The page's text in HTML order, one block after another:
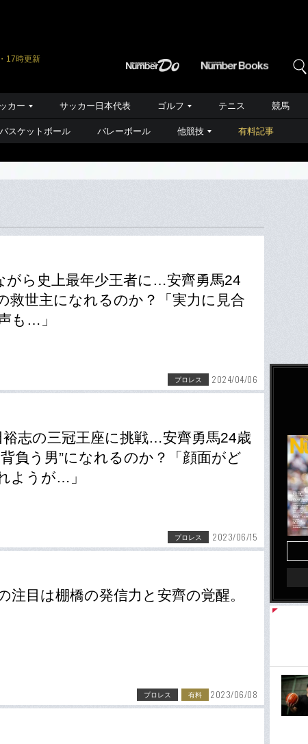
17時更新
カー サッカー日本代表 ゴルフ テニス 競馬
バスケットボール バレーボール 他競技 有料記事
がら史上最年少王者に…安齊勇馬24
救世主になれるのか？「実力に見合
も…」
プロレス 2024/04/06
志の三冠王座に挑戦…安齊勇馬24歳
負う男”になれるのか？「顔面がど
ようが…」
プロレス 2023/06/15
注目は棚橋の発信力と安齊の覚醒。
プロレス 有料 2023/06/08